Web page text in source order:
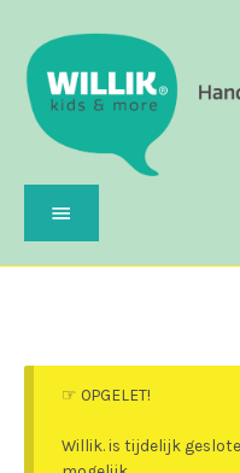
inhoud
Hoofdmenu
☞ OPGELET!
Willik. is tijdelijk